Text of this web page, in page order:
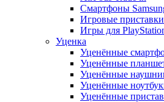
Смартфоны
Игровые
Игры для
Уценка
Уценённые
Уценённые
Уценённые
Уценённые
Уценённые